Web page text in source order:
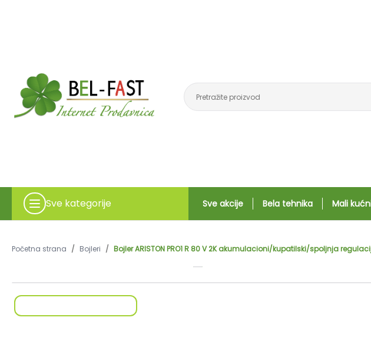
Sve kategorije Sve akcije Bela tehnika Mali
Početna strana / Bojleri / Bojler ARISTON PRO1 R 80 V 2K akumulacioni/kupatilski/spoljnja